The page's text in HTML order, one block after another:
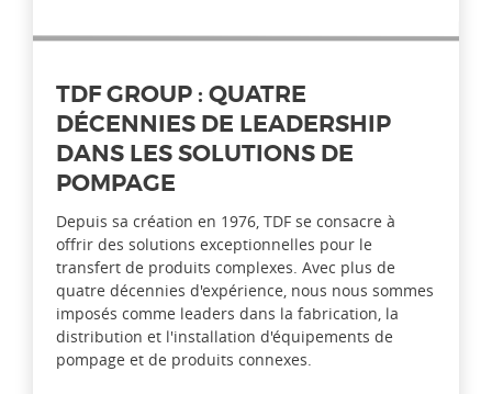
TDF GROUP : QUATRE
DÉCENNIES DE LEADERSHIP
DANS LES SOLUTIONS DE
POMPAGE
Depuis sa création en 1976, TDF se consacre à
offrir des solutions exceptionnelles pour le
transfert de produits complexes. Avec plus de
quatre décennies d'expérience, nous nous sommes
imposés comme leaders dans la fabrication, la
distribution et l'installation d'équipements de
pompage et de produits connexes.